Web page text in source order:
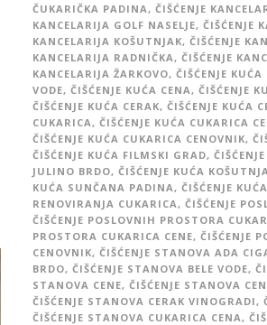
ČUKARIČKA PADINA , ČIŠĆENJE
KANCELARIJA GOLF NASELJE, ČIŠĆENJE
KANCELARIJA KOŠUTNJAK, ČIŠĆENJE
KANCELARIJA RADNIČKA , ČIŠĆENJE
KANCELARIJA ŽARKOVO, ČIŠĆENJE
VODE, ČIŠĆENJE KUĆA CENA , ČIŠĆENJE
ČIŠĆENJE KUĆA CERAK, ČIŠĆENJE KUĆA
CUKARICA , ČIŠĆENJE KUĆA CUKARICA
ČIŠĆENJE KUĆA CUKARICA CENOVNIK,
ČIŠĆENJE KUĆA FILMSKI GRAD,
JULINO BRDO, ČIŠĆENJE KUĆA
KUĆA SUNČANA PADINA , ČIŠĆENJE
RENOVIRANJA CUKARICA , ČIŠĆENJE
ČIŠĆENJE POSLOVNIH PROSTORA
PROSTORA CUKARICA CENE, ČIŠĆENJE
CENOVNIK, ČIŠĆENJE STANOVA ADA
BRDO, ČIŠĆENJE STANOVA BELE VODE,
STANOVA CENE, ČIŠĆENJE STANOVA
ČIŠĆENJE STANOVA CERAK VINOGRADI ,
ČIŠĆENJE STANOVA CUKARICA CENA ,